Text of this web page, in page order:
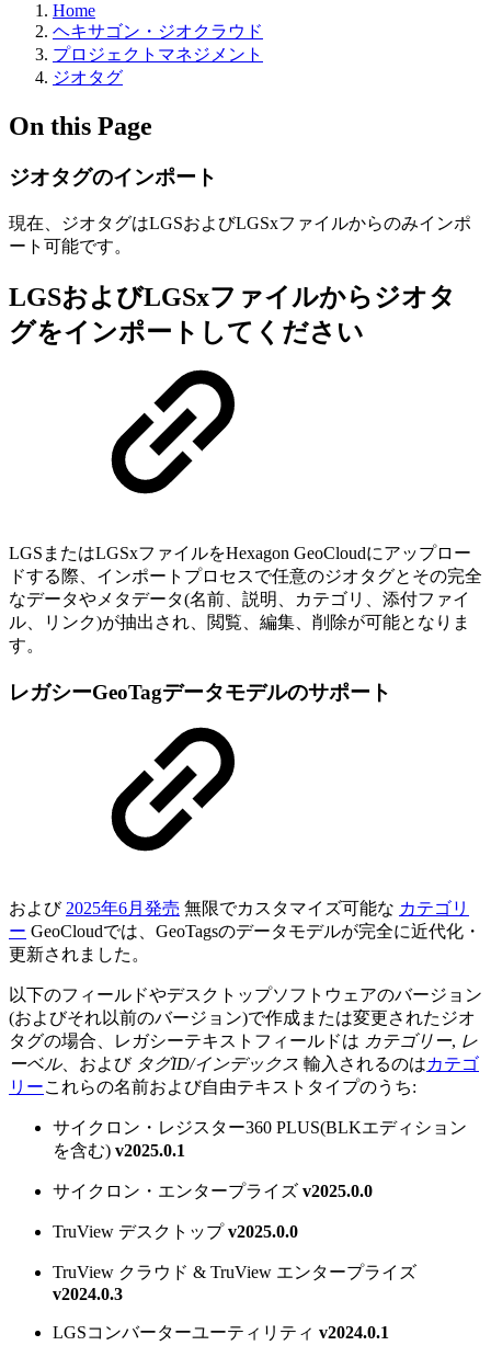
Home
ヘキサゴン・ジオクラウド
プロジェクトマネジメント
ジオタグ
On this Page
ジオタグのインポート
現在、ジオタグはLGSおよびLGSxファイルからのみインポ
ート可能です。
LGSおよびLGSxファイルからジオタ
グをインポートしてください
LGSまたはLGSxファイルをHexagon GeoCloudにアップロー
ドする際、インポートプロセスで任意のジオタグとその完全
なデータやメタデータ(名前、説明、カテゴリ、添付ファイ
ル、リンク)が抽出され、閲覧、編集、削除が可能となりま
す。
レガシーGeoTagデータモデルのサポート
および 2025年6月発売 無限でカスタマイズ可能な カテゴリ
ー GeoCloudでは、GeoTagsのデータモデルが完全に近代化・
更新されました。
以下のフィールドやデスクトップソフトウェアのバージョン
(およびそれ以前のバージョン)で作成または変更されたジオ
タグの場合、レガシーテキストフィールドは カテゴリー, レ
ーベル、および タグID/インデックス 輸入されるのはカテゴ
リーこれらの名前および自由テキストタイプのうち:
サイクロン・レジスター360 PLUS(BLKエディション
を含む) v2025.0.1
サイクロン・エンタープライズ v2025.0.0
TruView デスクトップv2025.0.0
TruView クラウド & TruView エンタープライズ
v2024.0.3
LGSコンバーターユーティリティ v2024.0.1